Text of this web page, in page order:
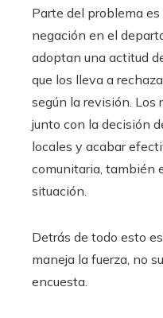
Parte del problema
negación en el
adoptan una actitud
que los lleva a
según la revisión. Los
junto con la decisión
locales y acabar
comunitaria, también
situación.
Detrás de todo esto
maneja la fuerza, no
encuesta.